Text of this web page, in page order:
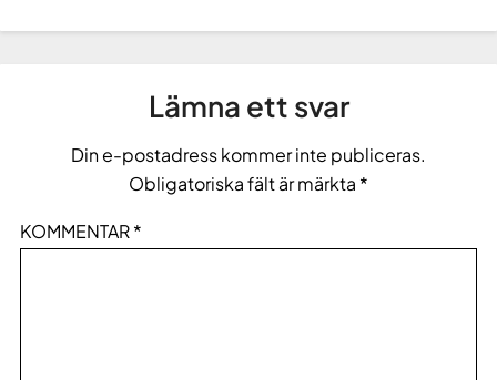
Lämna ett svar
Din e-postadress kommer inte publiceras.
Obligatoriska fält är märkta *
KOMMENTAR*